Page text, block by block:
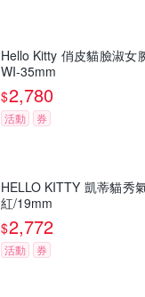
Hello Kitty 俏皮貓臉淑女
WI-35mm
$2,780
活動 券
HELLO KITTY 凱蒂貓秀
紅/19mm
$2,772
活動 券